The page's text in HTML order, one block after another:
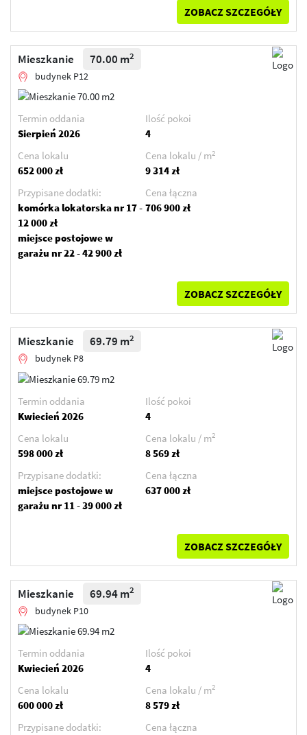
ZOBACZ SZCZEGÓŁY
Mieszkanie 70.00 m2
budynek P12
Termin oddania
Sierpień 2026
Ilość pokoi
4
Cena lokalu
652 000 zł
Cena lokalu / m2
9 314 zł
Przypisane dodatki:
komórka lokatorska nr 17 -
12 000 zł
miejsce postojowe w
garażu nr 22 - 42 900 zł
Cena łączna
706 900 zł
ZOBACZ SZCZEGÓŁY
Mieszkanie 69.79 m2
budynek P8
Termin oddania
Kwiecień 2026
Ilość pokoi
4
Cena lokalu
598 000 zł
Cena lokalu / m2
8 569 zł
Przypisane dodatki:
miejsce postojowe w
garażu nr 11 - 39 000 zł
Cena łączna
637 000 zł
ZOBACZ SZCZEGÓŁY
Mieszkanie 69.94 m2
budynek P10
Termin oddania
Kwiecień 2026
Ilość pokoi
4
Cena lokalu
600 000 zł
Cena lokalu / m2
8 579 zł
Przypisane dodatki:
Cena łączna